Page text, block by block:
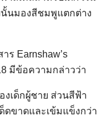
นมองสีชมพูแตกต่าง
ร Earnshaw’s
มีข้อความกล่าวว่า
เด็กผู้ชาย ส่วนสีฟ้า
ดขาดและเข้มแข็งกว่า